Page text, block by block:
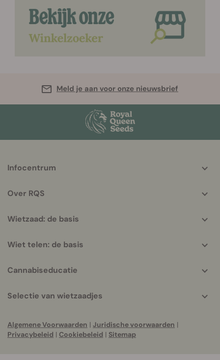
Meld je aan voor onze nieuwsbrief
helpful
Infocentrum
Over RQS
Wietzaad: de basis
Wiet telen: de basis
Cannabiseducatie
Selectie van wietzaadjes
Algemene Voorwaarden | Juridische voorwaarden |
Privacybeleid | Cookiebeleid | Sitemap